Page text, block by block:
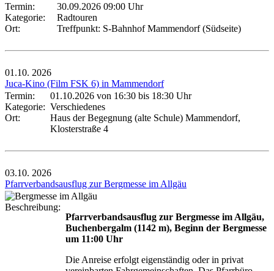
Termin:
30.09.2026 09:00 Uhr
Kategorie:
Radtouren
Ort:
Treffpunkt: S-Bahnhof Mammendorf (Südseite)
01.10. 2026
Juca-Kino (Film FSK 6) in Mammendorf
Termin:
01.10.2026 von 16:30 bis 18:30 Uhr
Kategorie: Verschiedenes
Ort:
Haus der Begegnung (alte Schule) Mammendorf,
Klosterstraße 4
03.10. 2026
Pfarrverbandsausflug zur Bergmesse im Allgäu
Beschreibung:
Pfarrverbandsausflug zur Bergmesse im Allgäu,
Buchenbergalm (1142 m), Beginn der Bergmesse
um 11:00 Uhr
Die Anreise erfolgt eigenständig oder in privat